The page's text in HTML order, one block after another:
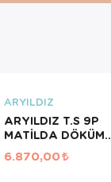
ARYILDIZ
ARYILDIZ T.S 9P
MATİLDA DÖKÜM
ANTRASİT
6.870,00